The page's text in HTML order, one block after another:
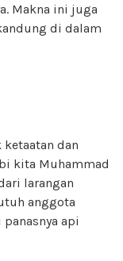
Makna ini juga
di dalam
dan
kita Muhammad
larangan
anggota
api